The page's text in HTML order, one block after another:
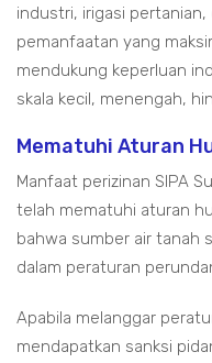
industri, irigasi pertanian,
pemanfaatan yang
mendukung keperluan
skala kecil, menengah,
Mematuhi Aturan
Manfaat perizinan SIPA
telah mematuhi aturan
bahwa sumber air tanah
dalam peraturan
Apabila melanggar
mendapatkan sanksi